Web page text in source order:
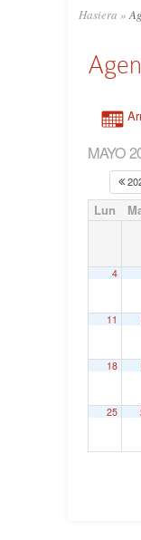
Hasiera »
MAYO
Lun
4
11
18
25